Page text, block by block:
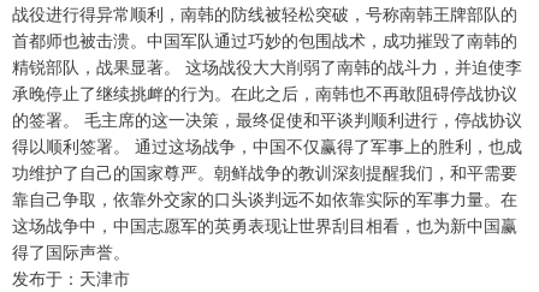
战役进行得异常顺利，南韩的防线被轻松突破，号称南韩王牌部队的
首都师也被击溃。中国军队通过巧妙的包围战术，成功摧毁了南韩的
精锐部队，战果显著。 这场战役大大削弱了南韩的战斗力，并迫使李
承晚停止了继续挑衅的行为。在此之后，南韩也不再敢阻碍停战协议
的签署。 毛主席的这一决策，最终促使和平谈判顺利进行，停战协议
得以顺利签署。 通过这场战争，中国不仅赢得了军事上的胜利，也成
功维护了自己的国家尊严。朝鲜战争的教训深刻提醒我们，和平需要
靠自己争取，依靠外交家的口头谈判远不如依靠实际的军事力量。在
这场战争中，中国志愿军的英勇表现让世界刮目相看，也为新中国赢
得了国际声誉。
发布于：天津市